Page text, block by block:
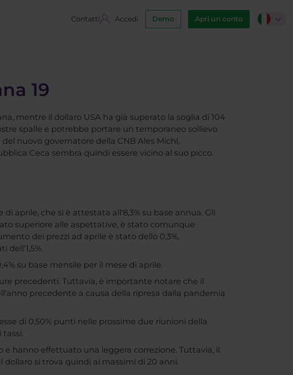
Contatti Accedi Demo Apri un conto
19
mentre il dollaro USA ha già superato la soglia di 104
spalle e potrebbe portare un temporaneo sollievo
nuovo governatore della CNB Ales Michl,
Ceca sembra quindi essere vicino al suo picco.
aprile, che si è attestata all'8,3% su base annua. Gli
superiore alle aspettative, è stato comunque
dei prezzi ad aprile è stato dello 0,3%,
dell'1,5%.
su base mensile per il mese di aprile.
precedenti. Tuttavia, è importante notare che il
precedente a causa della ripresa dalla pandemia
di 0,50% punti nelle prossime due riunioni della
tassi.
hanno effettuato una leggera correzione. Tuttavia, il
si trova quindi ai massimi di 20 anni.